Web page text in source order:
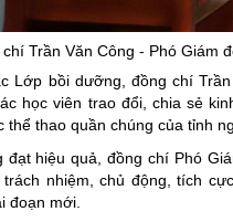
Trần Văn Công - Phó Giám
Lớp bồi dưỡng, đồng chí
học viên trao đổi, chia sẻ
thể thao quần chúng của tỉnh
hiệu quả, đồng chí Phó
trách nhiệm, chủ động, tích
đoạn mới.